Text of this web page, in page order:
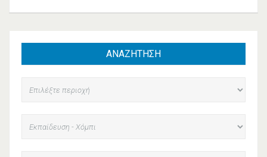
ΑΝΑΖΗΤΗΣΗ